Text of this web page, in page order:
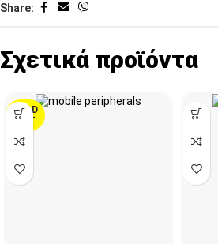
Share:
Σχετικά προϊόντα
SOLD
OUT